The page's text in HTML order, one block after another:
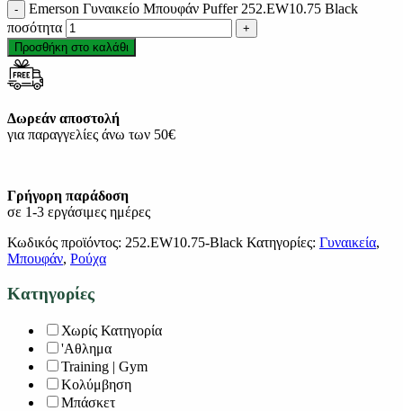
Emerson Γυναικείο Μπουφάν Puffer 252.EW10.75 Black
ποσότητα
Προσθήκη στο καλάθι
Δωρεάν αποστολή
για παραγγελίες άνω των 50€
Γρήγορη παράδοση
σε 1-3 εργάσιμες ημέρες
Κωδικός προϊόντος: 252.EW10.75-Black Κατηγορίες: Γυναικεία,
Μπουφάν, Ρούχα
Κατηγορίες
Χωρίς Κατηγορία
'Αθλημα
Training | Gym
Κολύμβηση
Μπάσκετ